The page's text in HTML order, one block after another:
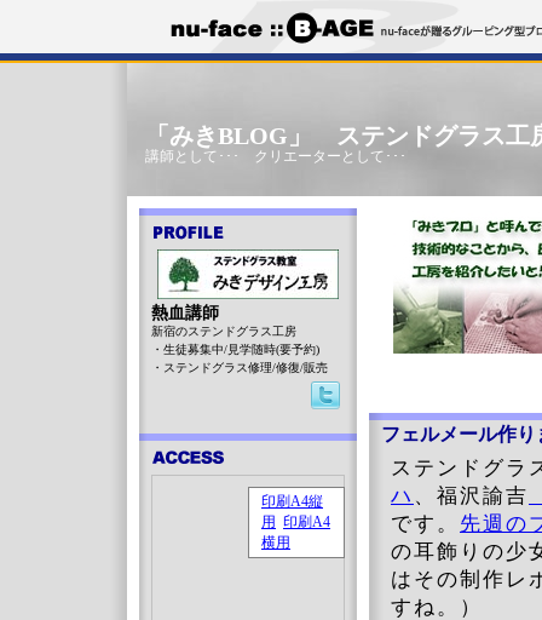
「みきBLOG」 ステンドグラス工
講師として･･･ クリエーターとして･･･
フェルメール作り
ステンドグラ
ハ 、福沢諭吉
です。 先週の
の耳飾りの少
はその制作レ
すね。）
熱血講師
新宿のステンドグラス工房
・生徒募集中/見学随時(要予約)
・ステンドグラス修理/修復/販売